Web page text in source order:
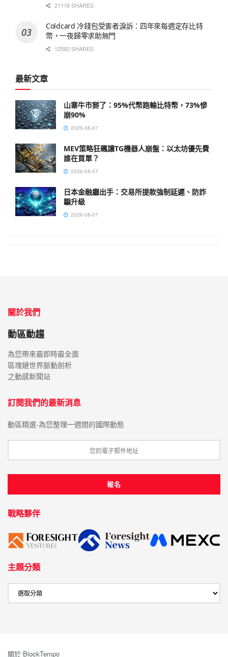
21118 SHARES
Coldcard 冷錢包受害者淚訴：四年來每週定存比特
幣，一夜歸零求助無門
12592 SHARES
最新文章
山寨牛市掰了：95%代幣跑輸比特幣，73%慘
崩90%
2026-08-07
MEV策略狂飆讓TG機器人崩盤：以太坊優先費
誰在買單？
2026-08-07
日本金融廳出手：交易所提款強制延遲、防詐
騙升級
2026-08-07
關於我們
動區動趨
為您帶來最即時最全面
區塊鏈世界脈動剖析
之動感新聞站
訂閱我們的最新消息
動區精選-為您整理一週間的國際動態
戰略夥伴
主題分類
關於 BlockTempo